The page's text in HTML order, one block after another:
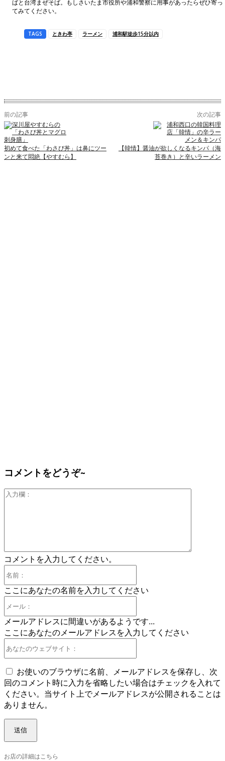
ばと台湾まぜそば。もしさいたま市役所や浦和警察に用事があったらぜひ寄っ
てみてください。
TAGS ときわ亭 ラーメン 浦和駅徒歩15分以内
前の記事
初めて食べた「わさび丼」は鼻にツー
ンと来て悶絶【やすむら】
次の記事
【韓情】醤油が欲しくなるキンパ（海
苔巻き）と辛いラーメン
コメントをどうぞ~
コメントを入力してください。
ここにあなたの名前を入力してください
ル：
メールアドレスに間違いがあるようです...
ここにあなたのメールアドレスを入力してください
の
ウ
ェ
お使いのブラウザに名前、メールアドレスを保存し、次
回のコメント時に入力を省略したい場合はチェックを入れて
ください。当サイト上でメールアドレスが公開されることは
ありません。
お店の詳細はこちら